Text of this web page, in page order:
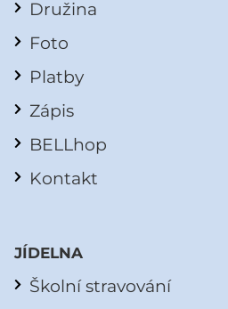
Družina
Foto
Platby
Zápis
BELLhop
Kontakt
JÍDELNA
Školní stravování